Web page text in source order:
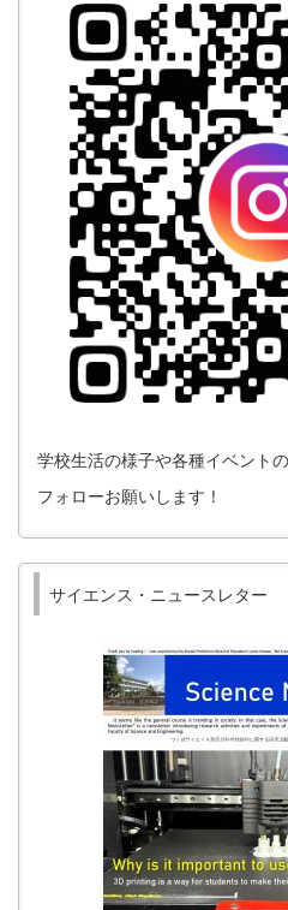
学校生活の様子や各種イベント
フォローお願いします！
サイエンス・ニュースレター